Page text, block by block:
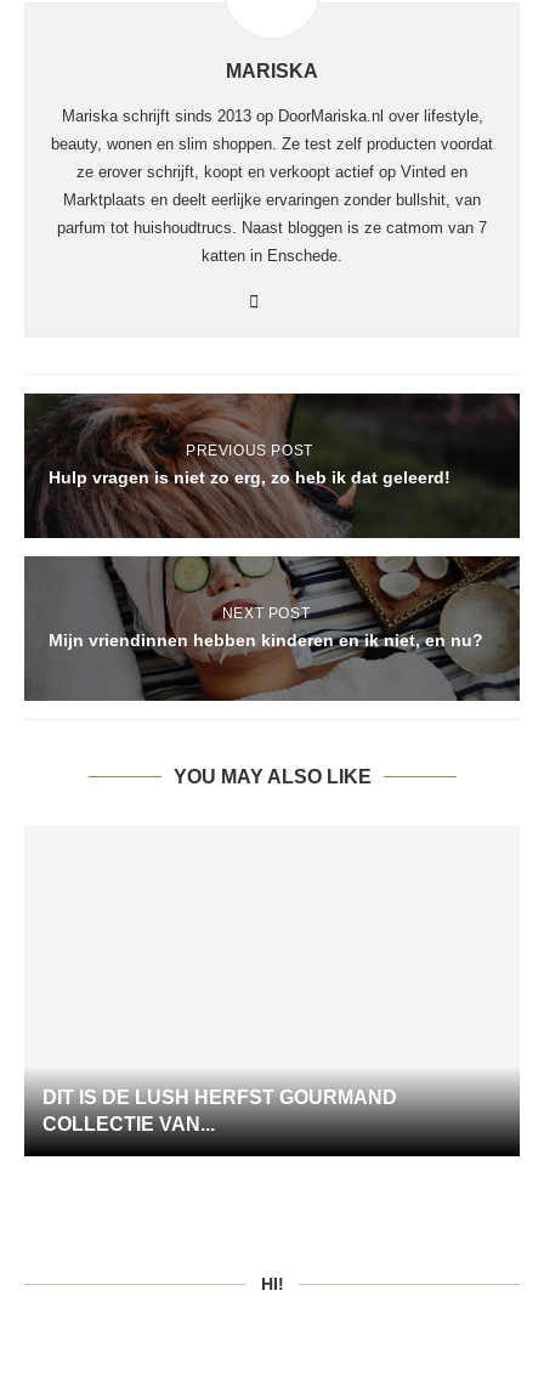
MARISKA
Mariska schrijft sinds 2013 op DoorMariska.nl over lifestyle,
beauty, wonen en slim shoppen. Ze test zelf producten voordat
ze erover schrijft, koopt en verkoopt actief op Vinted en
Marktplaats en deelt eerlijke ervaringen zonder bullshit, van
parfum tot huishoudtrucs. Naast bloggen is ze catmom van 7
katten in Enschede.
PREVIOUS POST
Hulp vragen is niet zo erg, zo heb ik dat geleerd!
NEXT POST
Mijn vriendinnen hebben kinderen en ik niet, en nu?
YOU MAY ALSO LIKE
DIT IS DE LUSH HERFST GOURMAND
COLLECTIE VAN...
HI!